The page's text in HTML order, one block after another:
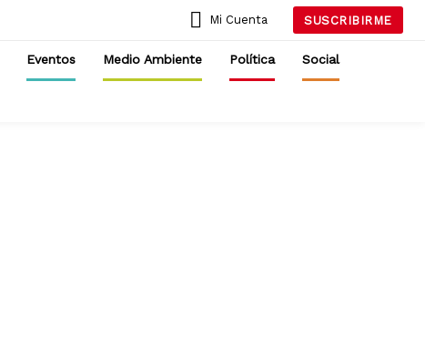
Mi Cuenta SUSCRIBIRME
Eventos Medio Ambiente Política Social